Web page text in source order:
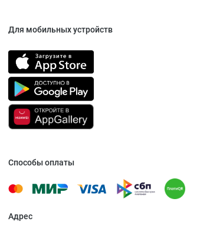
Для мобильных устройств
Способы оплаты
Адрес